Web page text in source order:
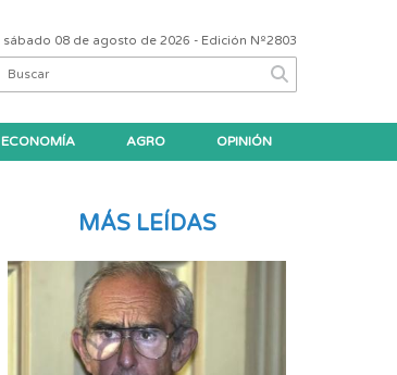
sábado 08 de agosto de 2026 - Edición Nº2803
ECONOMÍA AGRO OPINIÓN
MÁS LEÍDAS